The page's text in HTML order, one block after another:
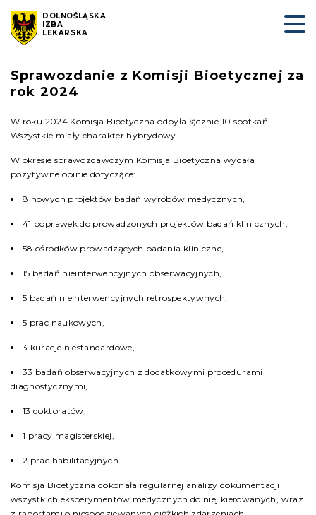
DOLNOŚLĄSKA
IZBA
LEKARSKA
Sprawozdanie z Komisji Bioetycznej za
rok 2024
W roku 2024 Komisja Bioetyczna odbyła łącznie 10 spotkań.
Wszystkie miały charakter hybrydowy.
W okresie sprawozdawczym Komisja Bioetyczna wydała
pozytywne opinie dotyczące:
8 nowych projektów badań wyrobów medycznych,
41 poprawek do prowadzonych projektów badań klinicznych,
58 ośrodków prowadzących badania kliniczne,
15 badań nieinterwencyjnych obserwacyjnych,
5 badań nieinterwencyjnych retrospektywnych,
5 prac naukowych,
3 kuracje niestandardowe,
33 badań obserwacyjnych z dodatkowymi procedurami
diagnostycznymi,
13 doktoratów,
1 pracy magisterskiej,
2 prac habilitacyjnych.
Komisja Bioetyczna dokonała regularnej analizy dokumentacji
wszystkich eksperymentów medycznych do niej kierowanych, wraz